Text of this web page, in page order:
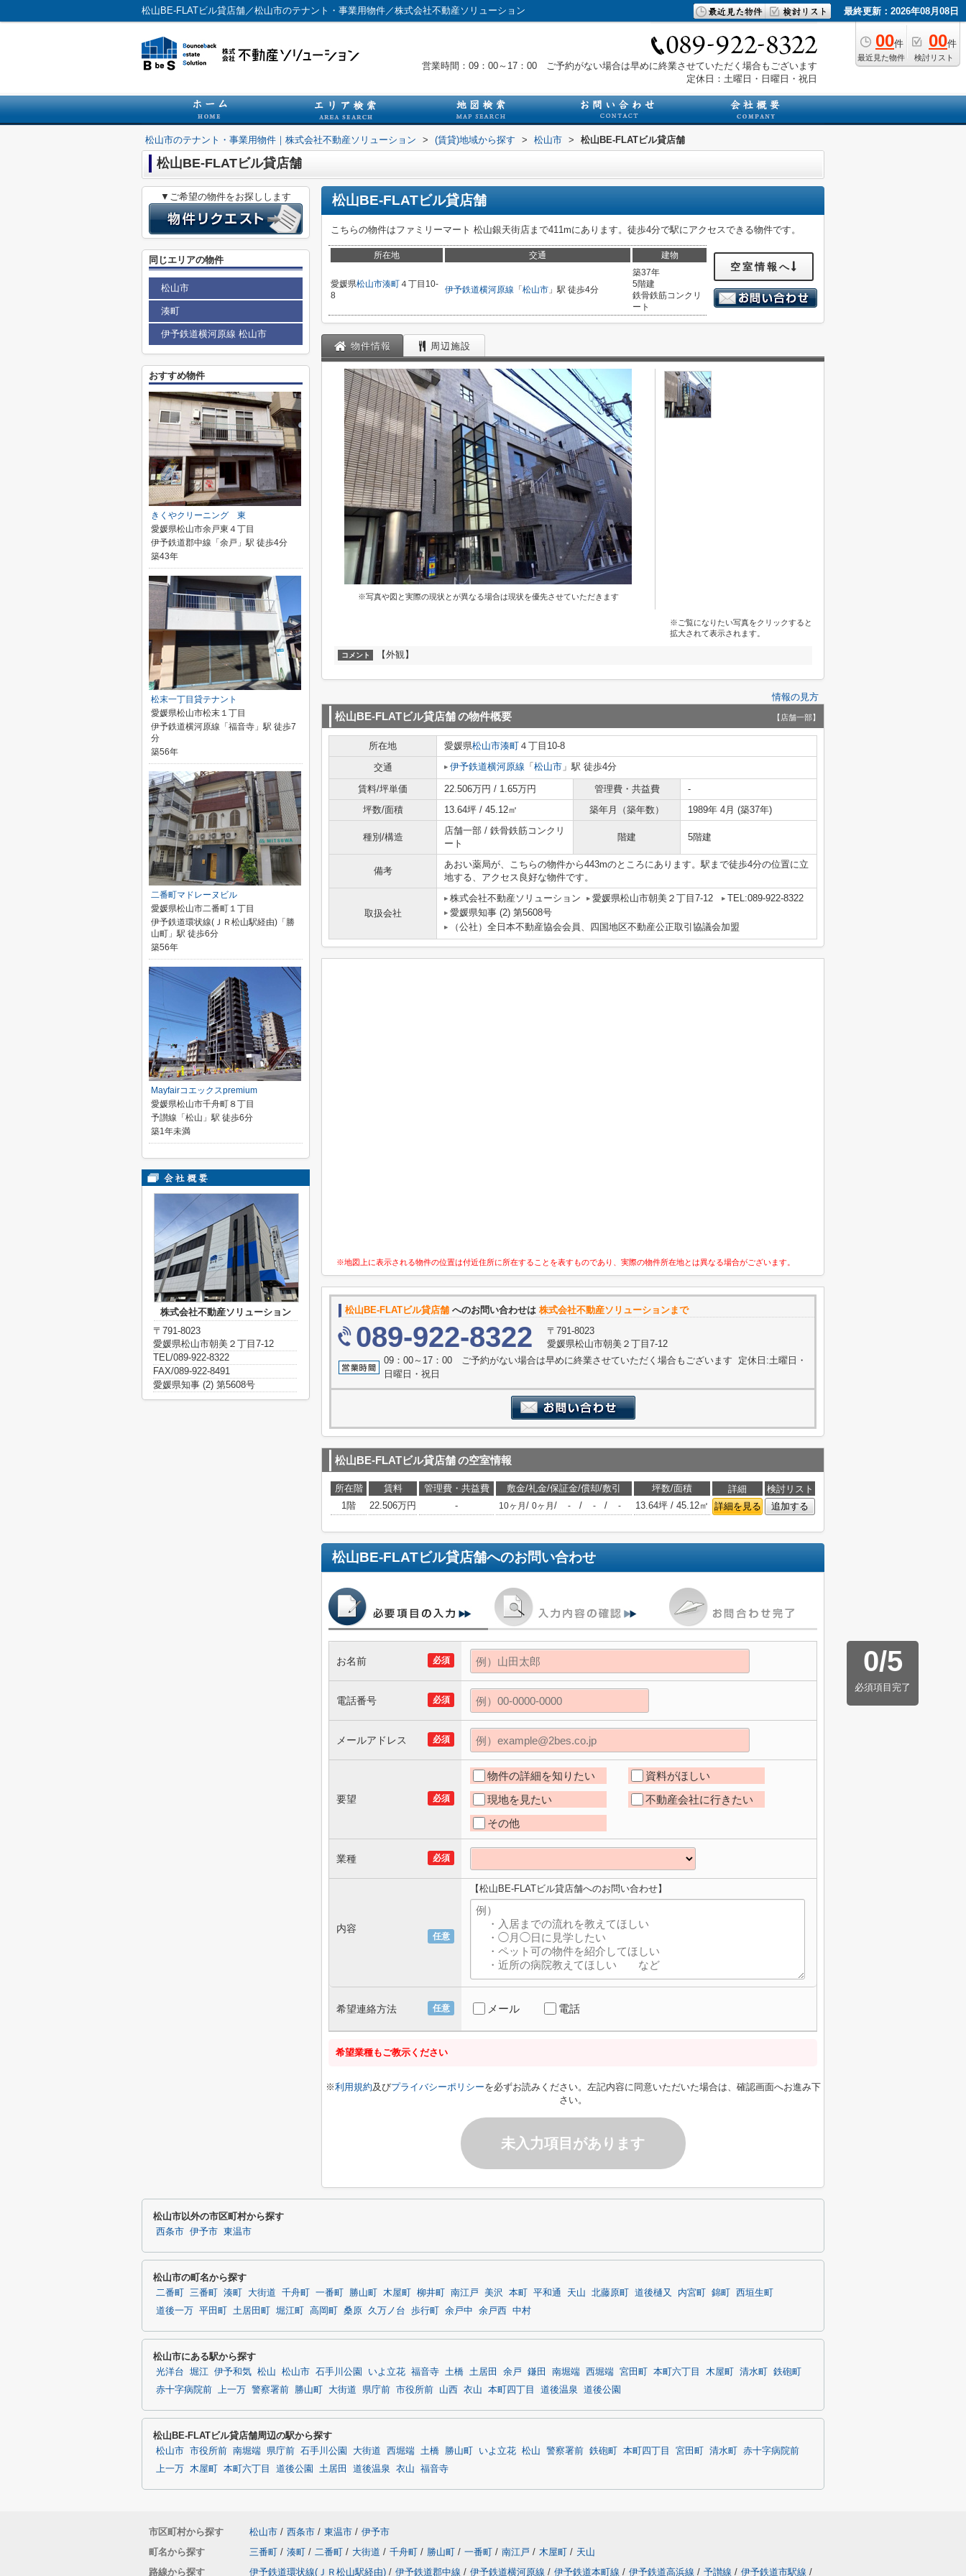
松山BE-FLATビル貸店舗／松山市のテナント・事業用物件／株式会社不動産ソリューション 最終更新：2026年08月08日
00件
最近見た物件
00件
検討リスト
営業時間：09：00～17：00 ご予約がない場合は早めに終業させていただく場合もございます
定休日：土曜日・日曜日・祝日
松山市のテナント・事業用物件｜株式会社不動産ソリューション > (賃貸)地域から探す > 松山市 > 松山BE-FLATビル貸店舗
松山BE-FLATビル貸店舗
松山BE-FLATビル貸店舗
こちらの物件はファミリーマート 松山銀天街店まで411mにあります。徒歩4分で駅にアクセスできる物件です。
所在地 交通 建物
愛媛県松山市湊町４丁目10-
8
伊予鉄道横河原線 「 松山市 」駅 徒歩4分
築37年
5階建
鉄骨鉄筋コンクリ
ート
空室情報へ
物件情報 周辺施設
※写真や図と実際の現状とが異なる場合は現状を優先させていただきます
※ご覧になりたい写真をクリックすると
拡大されて表示されます。
コメント 【外観】
情報の見方
松山BE-FLATビル貸店舗の物件概要 【店舗一部】
所在地 愛媛県松山市湊町 ４丁目10-8
交通
伊予鉄道横河原線 「 松山市 」駅 徒歩4分
賃料/坪単価 22.506万円 / 1.65万円 管理費・共益費
-
坪数/面積
13.64坪 / 45.12㎡ 築年月（築年数） 1989年 4月 (築37年)
種別/構造
店舗一部 / 鉄骨鉄筋コンクリ
ート
階建 5階建
備考
あおい薬局が、こちらの物件から443mのところにあります。駅まで徒歩4分の位置に立
地する、アクセス良好な物件です。
取扱会社
株式会社不動産ソリューション 愛媛県松山市朝美２丁目7-12
TEL:089-922-8322
愛媛県知事 (2) 第5608号
（公社）全日本不動産協会会員、四国地区不動産公正取引協議会加盟
※地図上に表示される物件の位置は付近住所に所在することを表すものであり、実際の物件所在地とは異なる場合がございます。
松山BE-FLATビル貸店舗 へのお問い合わせは 株式会社不動産ソリューションまで
089-922-8322
〒791-8023
愛媛県松山市朝美２丁目7-12
09：00～17：00 ご予約がない場合は早めに終業させていただく場合もございます 定休日:土曜日・
日曜日・祝日
松山BE-FLATビル貸店舗の空室情報
所在階 賃料 管理費・共益費 敷金/礼金/保証金/償却/敷引 坪数/面積 詳細
検討リスト
1階
22.506万円 - 10ヶ月 / 0ヶ月 / - / - / - 13.64坪 / 45.12㎡ 詳細を見る 追加する
松山BE-FLATビル貸店舗へのお問い合わせ
0/5
必須項目完了
必須
お名前
必須
電話番号
必須
メールアドレス
必須
要望
物件の詳細を知りたい
資料がほしい
現地を見たい
不動産会社に行きたい
その他
必須
業種
任意
内容
【松山BE-FLATビル貸店舗へのお問い合わせ】
任意
希望連絡方法 メール 電話
希望業種もご教示ください
※利用規約及びプライバシーポリシーを必ずお読みください。左記内容に同意いただいた場合は、確認画面へお進み下
さい。
未入力項目があります
▼ご希望の物件をお探しします
同じエリアの物件
松山市
湊町
伊予鉄道横河原線 松山市
おすすめ物件
きくやクリーニング 東
愛媛県松山市余戸東４丁目
伊予鉄道郡中線「余戸」駅 徒歩4分
築43年
松末一丁目貸テナント
愛媛県松山市松末１丁目
伊予鉄道横河原線「福音寺」駅 徒歩7
分
築56年
二番町マドレーヌビル
愛媛県松山市二番町１丁目
伊予鉄道環状線(ＪＲ松山駅経由)「勝
山町」駅 徒歩6分
築56年
Mayfairコエックスpremium
愛媛県松山市千舟町８丁目
予讃線「松山」駅 徒歩6分
築1年未満
株式会社不動産ソリューション
〒791-8023
愛媛県松山市朝美２丁目7-12
TEL/089-922-8322
FAX/089-922-8491
愛媛県知事 (2) 第5608号
松山市以外の市区町村から探す
西条市 伊予市 東温市
松山市の町名から探す
二番町 三番町 湊町 大街道 千舟町 一番町 勝山町 木屋町 柳井町 南江戸 美沢 本町 平和通 天山 北藤原町 道後樋又 内宮町 錦町
西垣生町
道後一万
平田町 土居田町 堀江町 高岡町 桑原 久万ノ台 歩行町 余戸中 余戸西 中村
松山市にある駅から探す
光洋台 堀江 伊予和気 松山 松山市 石手川公園 いよ立花 福音寺 土橋 土居田 余戸 鎌田 南堀端 西堀端 宮田町 本町六丁目 木屋町 清水町
鉄砲町
赤十字病院前 上一万 警察署前 勝山町 大街道 県庁前 市役所前 山西 衣山 本町四丁目 道後温泉 道後公園
松山BE-FLATビル貸店舗周辺の駅から探す
松山市 市役所前 南堀端 県庁前 石手川公園 大街道 西堀端 土橋 勝山町 いよ立花 松山 警察署前 鉄砲町 本町四丁目 宮田町 清水町
赤十字病院前
上一万
木屋町 本町六丁目 道後公園 土居田 道後温泉 衣山 福音寺
市区町村から探す 松山市 / 西条市 / 東温市 / 伊予市
町名から探す
三番町 / 湊町 / 二番町 / 大街道 / 千舟町 / 勝山町 / 一番町 / 南江戸 / 木屋町 / 天山
路線から探す
伊予鉄道環状線(ＪＲ松山駅経由) / 伊予鉄道郡中線 / 伊予鉄道横河原線 / 伊予鉄道本町線 / 伊予鉄道高浜線 / 予讃線 / 伊予鉄道市駅線 /